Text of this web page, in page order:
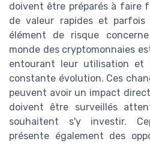
doivent être préparés à faire
de valeur rapides et parfois
élément de risque
monde des cryptomonnaies
entourant leur utilisation et
constante évolution. Ces
peuvent avoir un impact
doivent être surveillés
souhaitent s'y investir.
présente également des